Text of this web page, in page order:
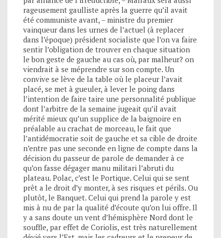
rageusement gaulliste après la guerre qu’il avait
été communiste avant, – ministre du premier
vainqueur dans les urnes de l’actuel (à replacer
dans l’époque) président socialiste que l’on va faire
sentir l’obligation de trouver en chaque situation
le bon geste de gauche au cas où, par malheur? on
viendrait à se méprendre sur son compte. Un
convive se lève de la table où le placeur l’avait
placé, se met à gueuler, à lever le poing dans
l’intention de faire taire une personnalité publique
dont l’arbitre de la semaine jugeait qu’il avait
mérité mieux qu’un supplice de la baignoire en
préalable au crachat de morceau, le fait que
l’antidémocratie soit de gauche et sa cible de droite
n’entre pas une seconde en ligne de compte dans la
décision du passeur de parole de demander à ce
qu’on fasse dégager manu militari l’abruti du
plateau. Polac, c’est le Portique. Celui qui se sent
prêt a le droit d’y monter, à ses risques et périls. Ou
plutôt, le Banquet. Celui qui prend la parole y est
mis à nu de par la qualité d’écoute qu’on lui offre. Il
y a sans doute un vent d’hémisphère Nord dont le
souffle, par effet de Coriolis, est très naturellement